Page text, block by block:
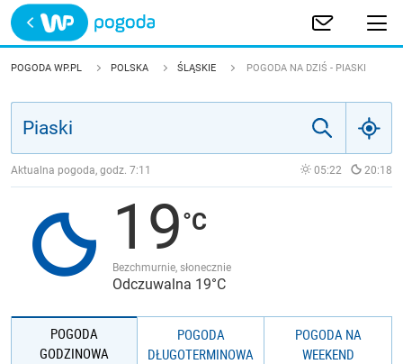
Trwa ładowanie
POLSKA
JAKOŚĆ POWIETRZA
POGODA WP.PL POLSKA ŚLĄSKIE POGODA NA DZIŚ - PIASKI
Aktualna pogoda, godz. 7:11 05:22 20:18
19
Bezchmurnie, słonecznie
Odczuwalna 19°C
POGODA
GODZINOWA
POGODA
DŁUGOTERMINOWA
POGODA NA
WEEKEND